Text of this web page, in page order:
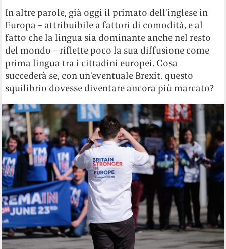
In altre parole, già oggi il primato dell’inglese in
Europa – attribuibile a fattori di comodità, e al
fatto che la lingua sia dominante anche nel resto
del mondo – riflette poco la sua diffusione come
prima lingua tra i cittadini europei. Cosa
succederà se, con un’eventuale Brexit, questo
squilibrio dovesse diventare ancora più marcato?